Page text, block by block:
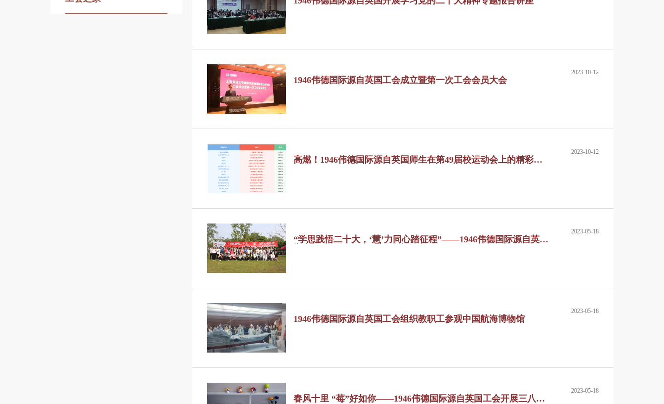
1946伟德国际源自英国工会成立暨第一次工会会员大会
2023-10-12
高燃！1946伟德国际源自英国师生在第49届校运动会上的精彩瞬
2023-10-12
“学思践悟二十大，‘慧’力同心踏征程”——1946伟德国际源自英国
2023-05-18
1946伟德国际源自英国工会组织教职工参观中国航海博物馆
2023-05-18
春风十里 “莓”好如你——1946伟德国际源自英国工会开展三八妇
2023-05-18